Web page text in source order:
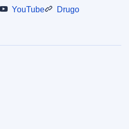
YouTube Drugo